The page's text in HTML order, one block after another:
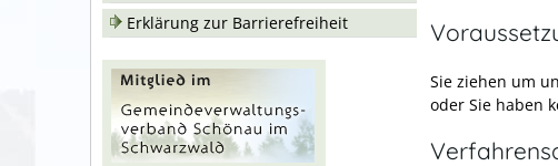
Erklärung zur Barrierefreiheit
Sie ziehen um
oder Sie haben